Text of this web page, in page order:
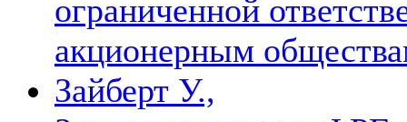
ограниченной
акционерным
Зайберт У.,